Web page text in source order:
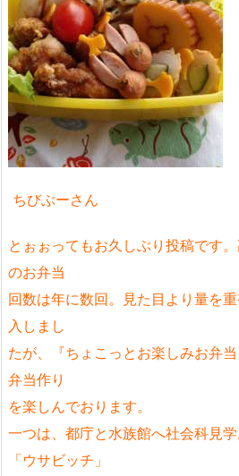
ちびぶーさん
とぉぉってもお久しぶり投稿です
のお弁当
回数は年に数回。見た目より量を
入しまし
たが、『ちょこっとお楽しみお弁
弁当作り
を楽しんでおります。
一つは、都庁と水族館へ社会科見
「ウサビッチ」